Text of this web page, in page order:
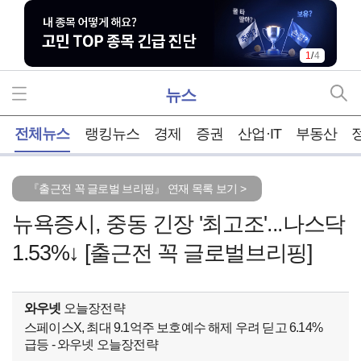
1/4
뉴스
전체뉴스 랭킹뉴스 경제 증권 산업·IT 부동산
『출근전 꼭 글로벌 브리핑』 연재 목록 보기 >
뉴욕증시, 중동 긴장 '최고조'...나스닥
1.53%↓ [출근전 꼭 글로벌브리핑]
와우넷 오늘장전략
스페이스X, 최대 9.1억주 보호예수 해제 우려 딛고 6.14%
급등 - 와우넷 오늘장전략